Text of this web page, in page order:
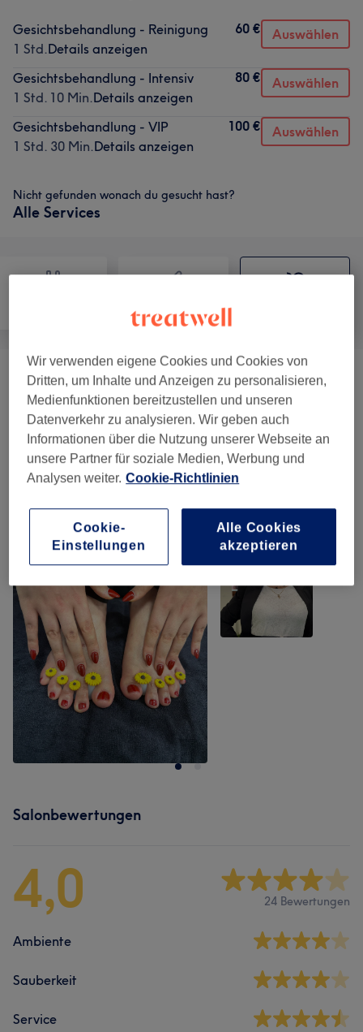
Gesichtsbehandlung - Reinigung
1 Std.Details anzeigen
60 € Auswählen
Gesichtsbehandlung - Intensiv
1 Std. 10 Min.Details anzeigen
80 € Auswählen
Gesichtsbehandlung - VIP
1 Std. 30 Min.Details anzeigen
100 € Auswählen
Nicht gefunden wonach du gesucht hast?
Alle Services
Augenbrauen & Wimpernbehandlungen
Damen (3)
Gesichtsbehandlungen Damen ( 3) ab 60 €
Salonbewertungen
4,0 24 Bewertungen
Ambiente
Sauberkeit
Service
Wir verwenden eigene Cookies und Cookies von
Dritten, um Inhalte und Anzeigen zu personalisieren,
Medienfunktionen bereitzustellen und unseren
Datenverkehr zu analysieren. Wir geben auch
Informationen über die Nutzung unserer Webseite an
unsere Partner für soziale Medien, Werbung und
Analysen weiter. Cookie-Richtlinien
Alle Cookies
akzeptieren
Cookie-
Einstellungen